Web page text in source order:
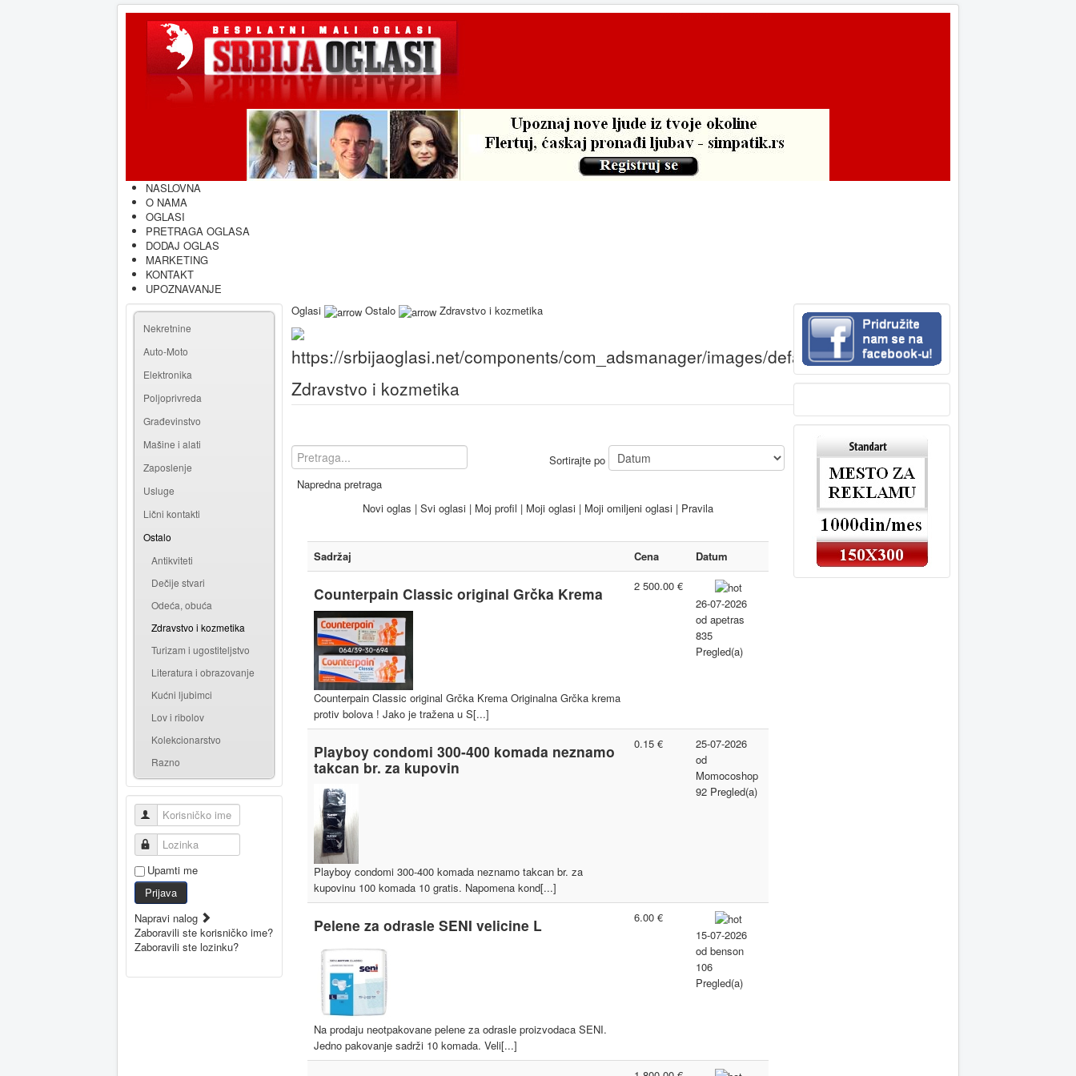
NASLOVNA
O NAMA
OGLASI
PRETRAGA OGLASA
DODAJ OGLAS
MARKETING
KONTAKT
UPOZNAVANJE
Nekretnine
Auto-Moto
Elektronika
Poljoprivreda
Građevinstvo
Mašine i alati
Zaposlenje
Usluge
Lični kontakti
Ostalo
Antikviteti
Dečije stvari
Odeća, obuća
Zdravstvo i kozmetika
Turizam i ugostiteljstvo
Literatura i obrazovanje
Kućni ljubimci
Lov i ribolov
Kolekcionarstvo
Razno
Korisničko ime
Lozinka
Upamti me
Prijava
Napravi nalog
Zaboravili ste korisničko ime?
Zaboravili ste lozinku?
Oglasi Ostalo Zdravstvo i kozmetika
Zdravstvo i kozmetika
Napredna pretraga
Sortirajte po
Novi oglas | Svi oglasi| Moj profil | Moji oglasi| Moji omiljeni oglasi| Pravila
Sadržaj Cena Datum
Counterpain Classic original Grčka Krema
Counterpain Classic original Grčka Krema Originalna Grčka krema
protiv bolova ! Jako je tražena u S[...]
2 500.00 €
26-07-2026
od apetras
835
Pregled(a)
Playboy condomi 300-400 komada neznamo
takcan br. za kupovin
Playboy condomi 300-400 komada neznamo takcan br. za
kupovinu 100 komada 10 gratis. Napomena kond[...]
0.15 €
25-07-2026
od
Momocoshop
92 Pregled(a)
Pelene za odrasle SENI velicine L
Na prodaju neotpakovane pelene za odrasle proizvodaca SENI.
Jedno pakovanje sadrži 10 komada. Veli[...]
6.00 €
15-07-2026
od benson
106
Pregled(a)